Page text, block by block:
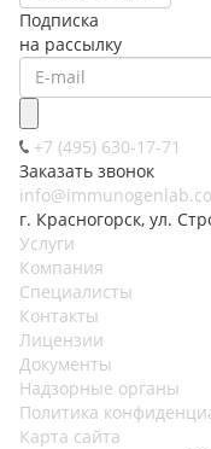
Подписка
на рассылку
+7 (495) 630-17-71
Заказать звонок
г. Красногорск, ул.
Услуги
Компания
Специалисты
Контакты
Лицензии
Документы
Надзорные органы
Политика
Карта сайта